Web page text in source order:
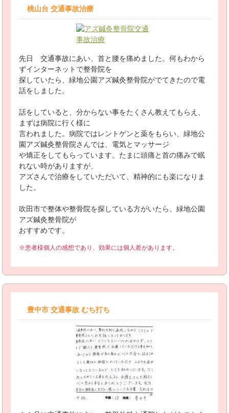
桃山台 交通事故治療
先日 交通事故にあい、首と腰を痛めました。何もわから
ずインターネットで整骨院を
探していたら、緑地公園アズ鍼灸整骨院がでてきたので電
話をしました。
話をしていると、分からない事をたくさん教えてもらえ、
まずは病院に行く様に
言われました。病院ではレントゲンと薬をもらい、緑地公
園アズ鍼灸整骨院さんでは、電気とマッサージ
や矯正をしてもらっています。たまに頭痛と首の痛みで眠
れない時がありますが、
アズさんで治療をしていただいて、精神的にも楽になりま
した。
吹田市で整体や整骨院を探している方がいたら、緑地公園
アズ鍼灸整骨院が
おすすめです。
※患者様個人の感想であり、効果には個人差があります。
豊中市 交通事故 むち打ち